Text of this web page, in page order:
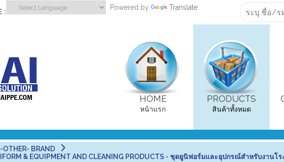
:
Powered by Translate
HOME
หน้าแรก
PRODUCTS
สินค้าทั้งหมด
OTHER- BRAND
& EQUIPMENT AND CLEANING PRODUCTS - ชุดยูนิฟอร์มและอุปกรณ์สำหรับงาน